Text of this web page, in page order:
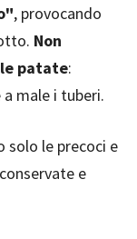
, provocando
Non
patate:
male i tuberi.
solo le precoci e
e